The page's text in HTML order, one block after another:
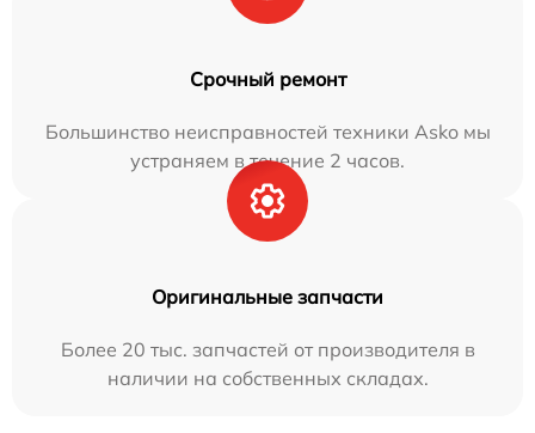
Срочный ремонт
Большинство неисправностей техники Asko мы
устраняем в течение 2 часов.
Оригинальные запчасти
Более 20 тыс. запчастей от производителя в
наличии на собственных складах.